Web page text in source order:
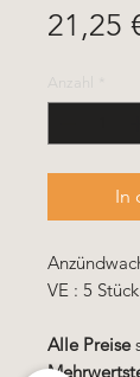
21,25
Anzahl
In
VE : 5 Stück
Alle Preise